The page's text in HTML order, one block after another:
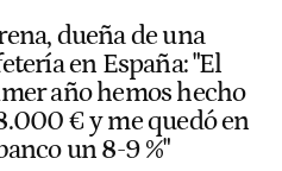
dueña de una
en España: "El
año hemos hecho
€ y me quedó en
un 8-9 %"